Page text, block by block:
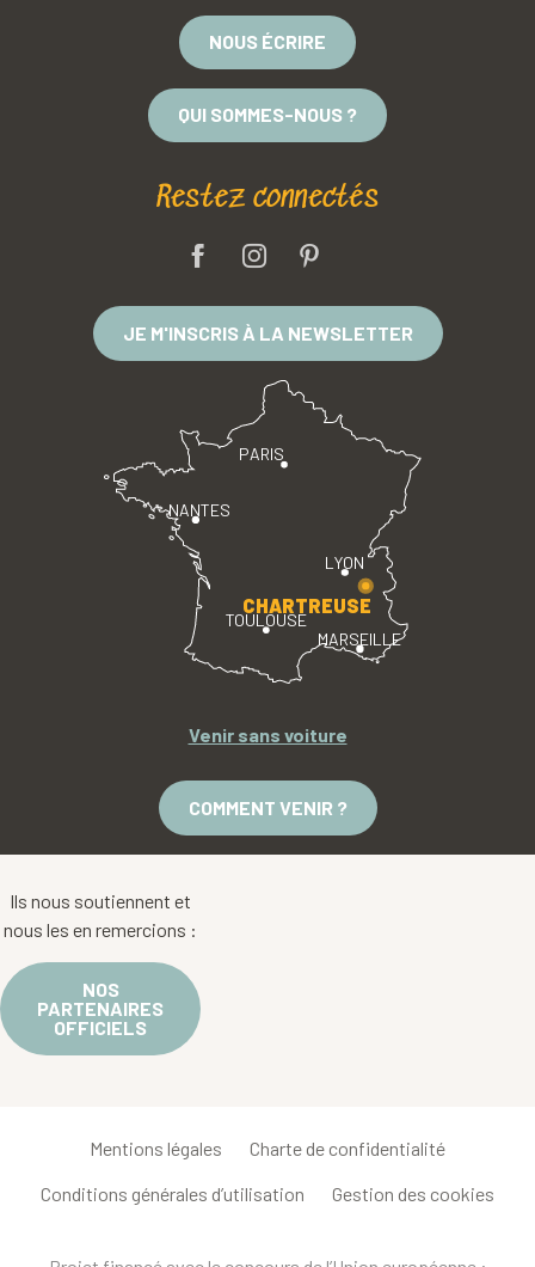
NOUS ÉCRIRE
QUI SOMMES-NOUS ?
Restez connectés
JE M'INSCRIS À LA NEWSLETTER
PARIS
LYON
TOULOUSE
MARSEILLE
NANTES
CHARTREUSE
Venir sans voiture
COMMENT VENIR ?
Ils nous soutiennent et
nous les en remercions :
NOS
PARTENAIRES
OFFICIELS
Mentions légales Charte de confidentialité
Conditions générales d’utilisation Gestion des cookies